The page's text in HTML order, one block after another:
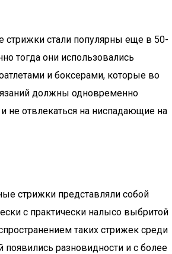
стрижки стали популярны еще в 50-
тогда они использовались
и боксерами, которые во
должны одновременно
не отвлекаться на ниспадающие на
стрижки представляли собой
с практически налысо выбритой
таких стрижек среди
разновидности и с более